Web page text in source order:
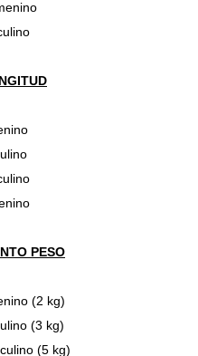
PESO
(2 kg)
(3 kg)
(5 kg)